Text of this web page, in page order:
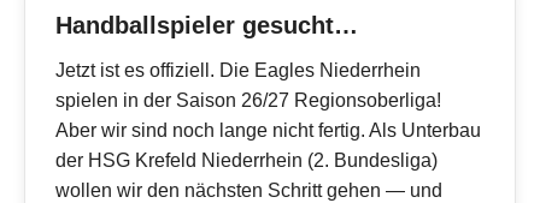
Handballspieler gesucht…
Jetzt ist es offiziell. Die Eagles Niederrhein
spielen in der Saison 26/27 Regionsoberliga!
Aber wir sind noch lange nicht fertig. Als Unterbau
der HSG Krefeld Niederrhein (2. Bundesliga)
wollen wir den nächsten Schritt gehen — und